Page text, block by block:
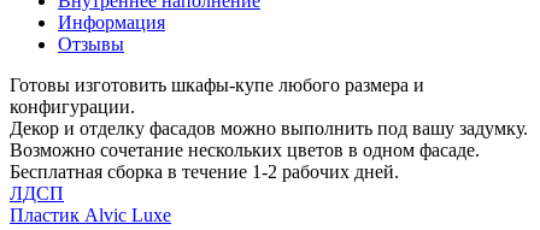
Информация
Отзывы
Готовы изготовить шкафы-купе любого размера и
конфигурации.
Декор и отделку фасадов можно выполнить под вашу задумку.
Возможно сочетание нескольких цветов в одном фасаде.
Бесплатная сборка в течение 1-2 рабочих дней.
ЛДСП
Пластик Alvic Luxe